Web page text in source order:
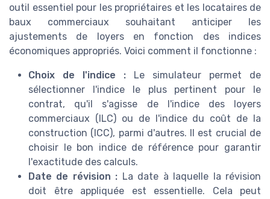
outil essentiel pour les propriétaires et les locataires de
baux commerciaux souhaitant anticiper les
ajustements de loyers en fonction des indices
économiques appropriés. Voici comment il fonctionne :
Choix de l'indice : Le simulateur permet de
sélectionner l'indice le plus pertinent pour le
contrat, qu'il s'agisse de l'indice des loyers
commerciaux (ILC) ou de l'indice du coût de la
construction (ICC), parmi d'autres. Il est crucial de
choisir le bon indice de référence pour garantir
l'exactitude des calculs.
Date de révision : La date à laquelle la révision
doit être appliquée est essentielle. Cela peut